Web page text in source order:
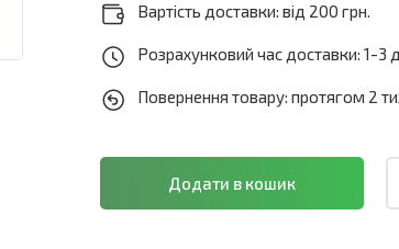
Вартість доставки: від 200 грн.
Розрахунковий час доставки: 1-3
Повернення товару: протягом 2